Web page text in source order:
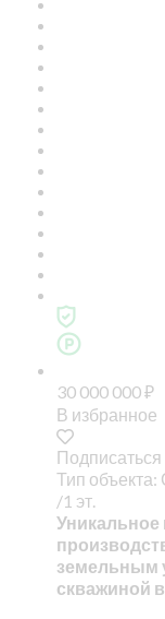
30 000 000₽
В избранное
Подписаться
Тип объекта:
/1 эт.
земельным
скважиной